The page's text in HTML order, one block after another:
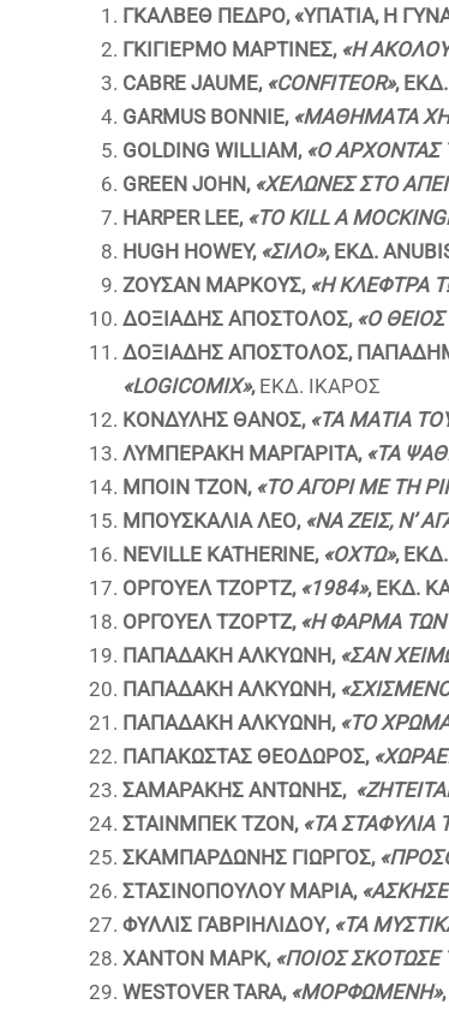
ΓΚΑΛΒΕΘ ΠΕΔΡΟ, «ΥΠΑΤΙΑ, Η
ΓΚΙΓΙΕΡΜΟ ΜΑΡΤΙΝΕΣ, «Η
CABRE JAUME, «CONFITEOR», ΕΚΔ.
GARMUS BONNIE, «ΜΑΘΗΜΑΤΑ
GOLDING WILLIAM , «Ο ΑΡΧΟΝΤΑΣ
GREEN JOHN, «ΧΕΛΩΝΕΣ ΣΤΟ
HARPER LEE, «TO KILL A
HUGH HOWEY, «ΣΙΛΟ», ΕΚΔ.
ΖΟΥΣΑΝ ΜΑΡΚΟΥΣ, «Η ΚΛΕΦΤΡΑ
ΔΟΞΙΑΔΗΣ ΑΠΟΣΤΟΛΟΣ, «Ο
ΔΟΞΙΑΔΗΣ ΑΠΟΣΤΟΛΟΣ,
«LOGICOMIX», ΕΚΔ. ΙΚΑΡΟΣ
ΚΟΝΔΥΛΗΣ ΘΑΝΟΣ, «ΤΑ ΜΑΤΙΑ
ΛΥΜΠΕΡΑΚΗ ΜΑΡΓΑΡΙΤΑ, «ΤΑ
ΜΠΟΙΝ ΤΖΟΝ, «ΤΟ ΑΓΟΡΙ ΜΕ ΤΗ
ΜΠΟΥΣΚΑΛΙΑ ΛΕΟ, «ΝΑ ΖΕΙΣ, Ν’
NEVILLE KATHERINE, «ΟΧΤΩ», ΕΚΔ.
ΟΡΓΟΥΕΛ ΤΖΟΡΤΖ, «1984», ΕΚΔ.
ΟΡΓΟΥΕΛ ΤΖΟΡΤΖ, «Η ΦΑΡΜΑ ΤΩΝ
ΠΑΠΑΔΑΚΗ ΑΛΚΥΩΝΗ, «ΣΑΝ
ΠΑΠΑΔΑΚΗ ΑΛΚΥΩΝΗ,
ΠΑΠΑΔΑΚΗ ΑΛΚΥΩΝΗ, «ΤΟ
ΠΑΠΑΚΩΣΤΑΣ ΘΕΟΔΩΡΟΣ,
ΣΑΜΑΡΑΚΗΣ ΑΝΤΩΝΗΣ, «
ΣΤΑΙΝΜΠΕΚ ΤΖΟΝ, «ΤΑ ΣΤΑΦΥΛΙΑ
ΣΚΑΜΠΑΡΔΩΝΗΣ ΓΙΩΡΓΟΣ, «
ΣΤΑΣΙΝΟΠΟΥΛΟΥ ΜΑΡΙΑ,
ΦΥΛΛΙΣ ΓΑΒΡΙΗΛΙΔΟΥ, «ΤΑ
ΧΑΝΤΟΝ ΜΑΡΚ, «ΠΟΙΟΣ
WESTOVER TARA, «ΜΟΡΦΩΜΕΝΗ»